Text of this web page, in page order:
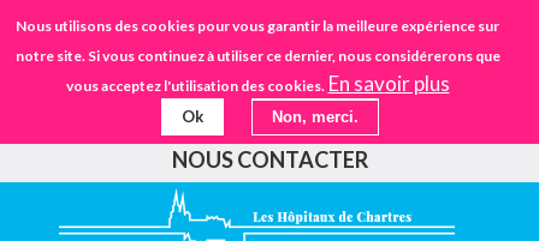
Nous utilisons des cookies pour vous garantir la meilleure expérience sur
notre site. Si vous continuez à utiliser ce dernier, nous considérerons que
vous acceptez l'utilisation des cookies. En savoir plus
Ok Non, merci.
Aller
au
contenu
principal
URGENCES STANDARD
02.37.30.30.30
IFSANTÉ CHARTRES
EHPAD
FAIRE UN DON
NOUS CONTACTER